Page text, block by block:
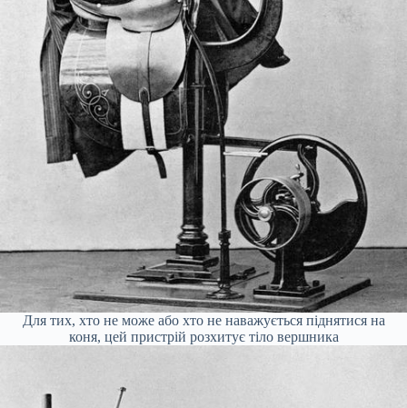
Для тих, хто не може або хто не наважується піднятися на
коня, цей пристрій розхитує тіло вершника